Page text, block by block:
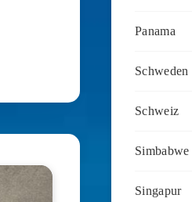
Panama
Schweden
Schweiz
Simbabwe
Singapur